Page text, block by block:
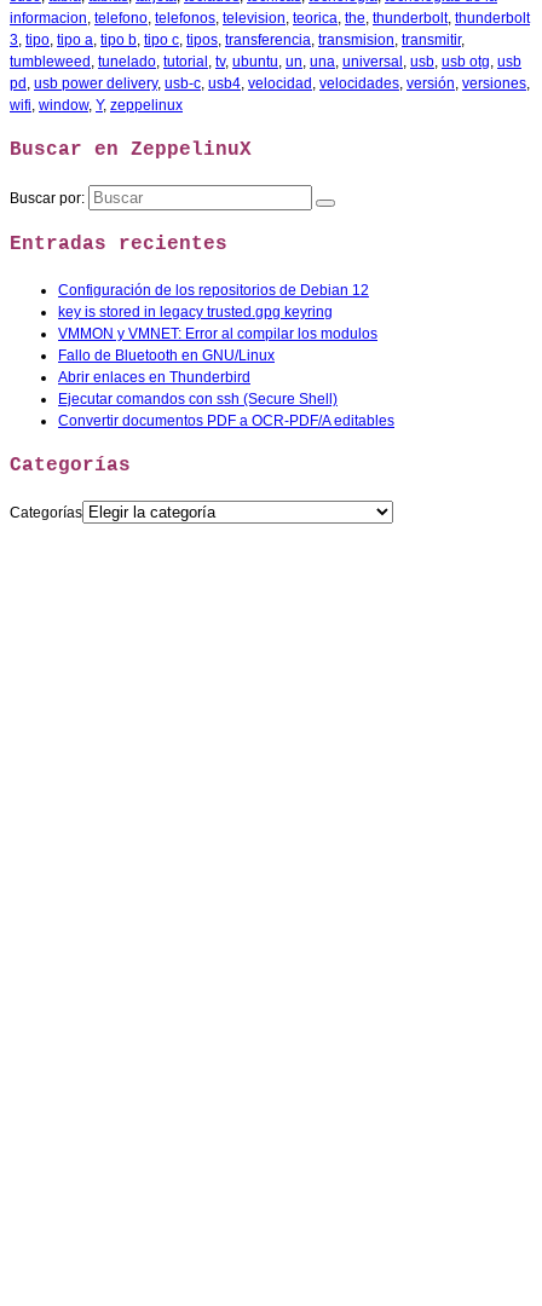
informacion, telefono, telefonos, television, teorica, the, thunderbolt, thunderbolt
3, tipo, tipo a, tipo b, tipo c, tipos, transferencia, transmision, transmitir,
tumbleweed , tunelado, tutorial , tv, ubuntu, un, una, universal , usb, usb otg, usb
pd , usb power delivery, usb-c, usb4, velocidad , velocidades, versión, versiones,
wifi, window, Y, zeppelinux
Buscar en ZeppelinuX
Buscar por:
Entradas recientes
Configuración de los repositorios de Debian 12
key is stored in legacy trusted.gpg keyring
VMMON y VMNET: Error al compilar los modulos
Fallo de Bluetooth en GNU/Linux
Abrir enlaces en Thunderbird
Ejecutar comandos con ssh (Secure Shell)
Convertir documentos PDF a OCR-PDF/A editables
Categorías
Categorías